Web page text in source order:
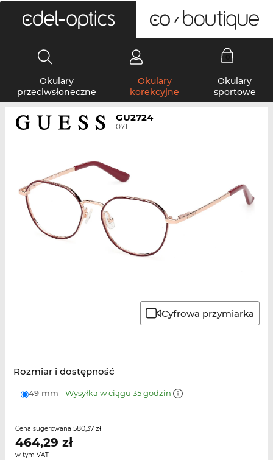
Okulary
przeciwsłoneczne
Okulary
korekcyjne
Okulary
sportowe
GU2724
071
Cyfrowa przymiarka
Rozmiar i dostępność
49 mm Wysyłka w ciągu 35 godzin
Cena sugerowana 580,37 zł
464,29 zł
w tym VAT